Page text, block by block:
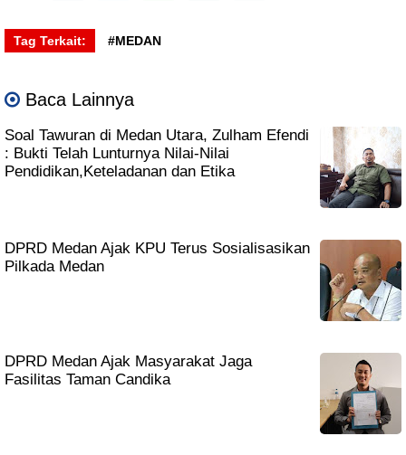
Tag Terkait: #MEDAN
Baca Lainnya
Soal Tawuran di Medan Utara, Zulham Efendi
: Bukti Telah Lunturnya Nilai-Nilai
Pendidikan,Keteladanan dan Etika
DPRD Medan Ajak KPU Terus Sosialisasikan
Pilkada Medan
DPRD Medan Ajak Masyarakat Jaga
Fasilitas Taman Candika